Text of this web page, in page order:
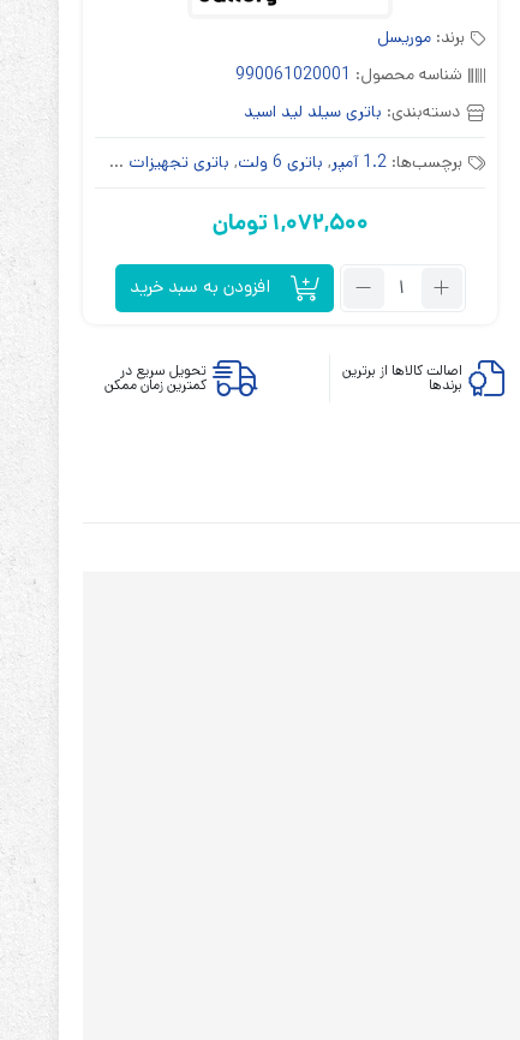
ابزارهای مدیریت یوپی‌اس
برند: موریسل
شناسه محصول: 990061020001
دسته‌بندی: باتری سیلد لید اسید
برچسب‌ها: 1.2 آمپر , باتری 6 ولت , باتری تجهیزات پزشکی باتری
1,072,500 تومان
تعداد:
6
افزودن به سبد خرید
اصالت کالاها از برترین
برندها
تحویل سریع در
کمترین زمان ممکن